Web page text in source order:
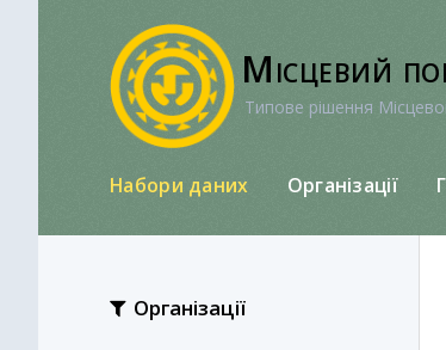
Місцевий
Типове рішення
Набори даних Організації
Організації